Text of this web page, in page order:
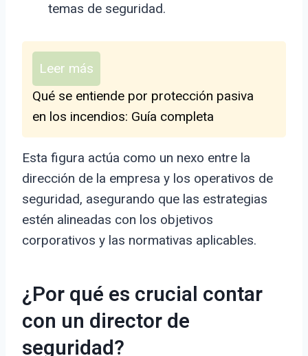
temas de seguridad.
Leer más
Qué se entiende por protección pasiva
en los incendios: Guía completa
Esta figura actúa como un nexo entre la
dirección de la empresa y los operativos de
seguridad, asegurando que las estrategias
estén alineadas con los objetivos
corporativos y las normativas aplicables.
¿Por qué es crucial contar
con un director de
seguridad?